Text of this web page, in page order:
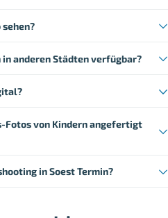
anderen Städten verfügbar?
Fotos von Kindern angefertigt
in Soest Termin?